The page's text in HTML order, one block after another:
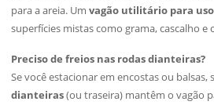
para a areia. Umvagão utilitário para
superfícies mistas como grama, cascalho e
Preciso de freios nas rodas dianteiras?
Se você estacionar em encostas ou balsas,
dianteiras(ou traseira) mantêm o vagão